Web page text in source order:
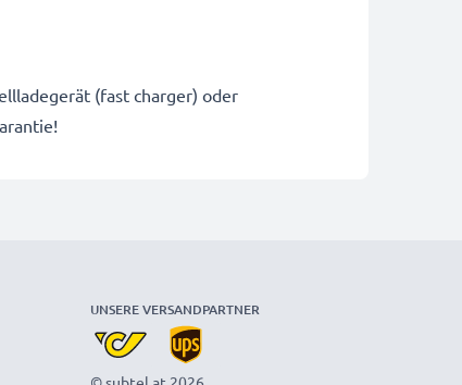
(fast charger) oder
UNSERE VERSANDPARTNER